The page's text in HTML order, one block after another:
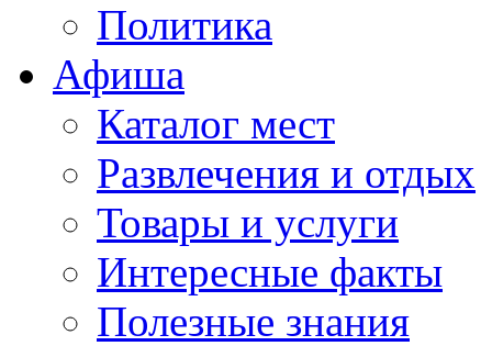
Политика
Афиша
Каталог мест
Развлечения и отдых
Товары и услуги
Интересные факты
Полезные знания